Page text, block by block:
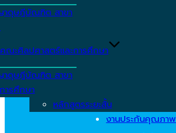
ดุษฎีบัณฑิต สาขา
คณะศิลปศาสตร์และการศึกษา
ดุษฎีบัณฑิต สาขา
ารศึกษา
หลักสูตรระยะสั้น
งานประกันคุณภาพ